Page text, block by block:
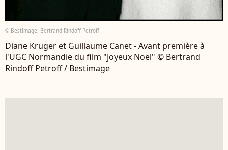
© BestImage, Bertrand Rindoff Petroff
Diane Kruger et Guillaume Canet - Avant première à
l'UGC Normandie du film "Joyeux Noël" © Bertrand
Rindoff Petroff / Bestimage